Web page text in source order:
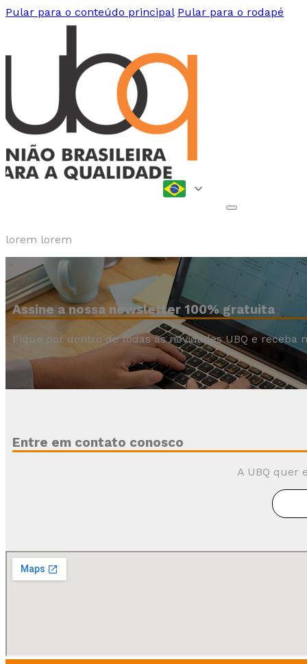
Pular para o conteúdo principal Pular para o rodapé
lorem lorem
Assine a nossa newsletter 100% gratuita
Fique por dentro de todas as novidades UBQ e receba
Entre em contato conosco
A UBQ quer